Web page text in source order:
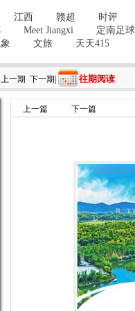
上一期 下一期 往期阅读
上一篇 下一篇